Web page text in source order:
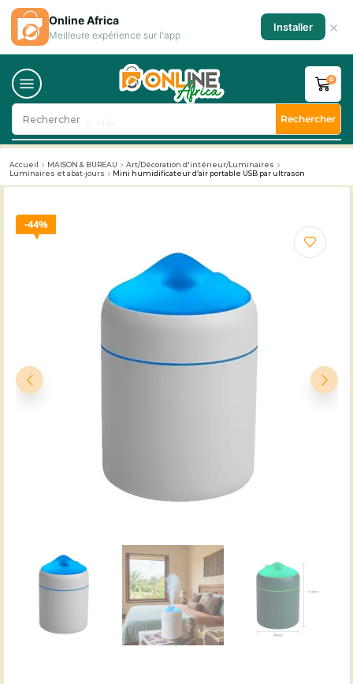
Rechercher Rechercher
0
Accueil MAISON & BUREAU
Art/Décoration d'intérieur/Luminaires
Luminaires et abat-jours
Mini humidificateur d’air portable USB par ultrason
44%
Online Africa
Meilleure expérience sur l'app
Installer ×